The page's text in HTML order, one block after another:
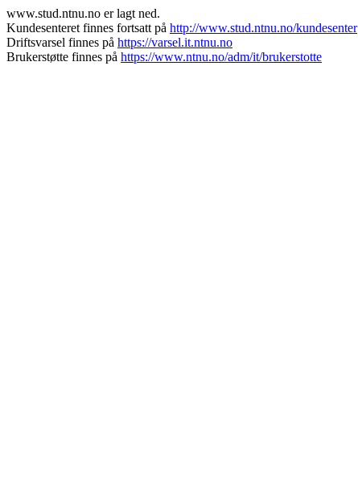
www.stud.ntnu.no er lagt ned.
Kundesenteret finnes fortsatt på http://www.stud.ntnu.no/kundesenter
Driftsvarsel finnes på https://varsel.it.ntnu.no
Brukerstøtte finnes på https://www.ntnu.no/adm/it/brukerstotte